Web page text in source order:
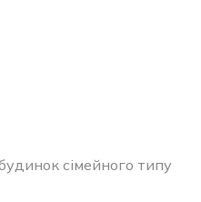
сімейного типу